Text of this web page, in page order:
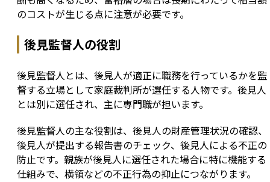
のコストが生じる点に注意が必要です。
後見監督人の役割
後見監督人とは、後見人が適正に職務を行っているかを監
督する立場として家庭裁判所が選任する人物です。後見人
とは別に選任され、主に専門職が担います。
後見監督人の主な役割は、後見人の財産管理状況の確認、
後見人が提出する報告書のチェック、後見人による不正の
防止です。親族が後見人に選任された場合に特に機能する
仕組みで、横領などの不正行為の抑止につながります。